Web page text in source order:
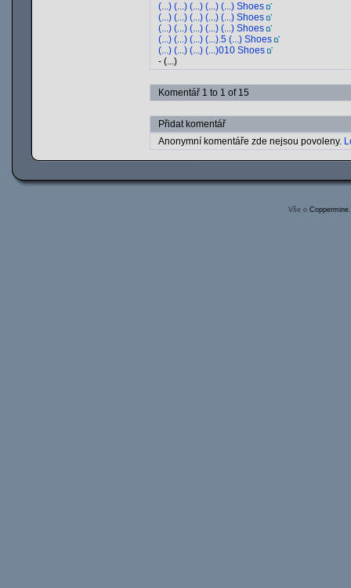
(...) (...) (...) (...) (...) Shoes
(...) (...) (...) (...) (...) Shoes
(...) (...) (...) (...) (...) Shoes
(...) (...) (...) (...).5 (...) Shoes
(...) (...) (...) (...)010 Shoes
- (...)
Komentář 1 to 1 of 15
Přidat komentář
Anonymní komentáře zde nejsou povoleny.
Vše o Coppermine